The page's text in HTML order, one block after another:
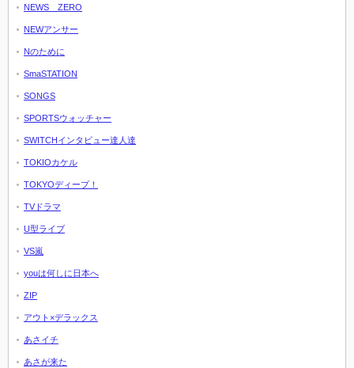
NEWS ZERO
NEWアンサー
Nのために
SmaSTATION
SONGS
SPORTSウォッチャー
SWITCHインタビュー達人達
TOKIOカケル
TOKYOディープ！
TVドラマ
U型ライブ
VS嵐
youは何しに日本へ
ZIP
アウト×デラックス
あさイチ
あさが来た